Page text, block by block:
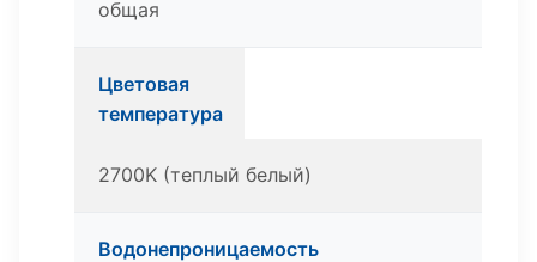
общая
Цветовая
температура
2700K (теплый белый)
Водонепроницаемость